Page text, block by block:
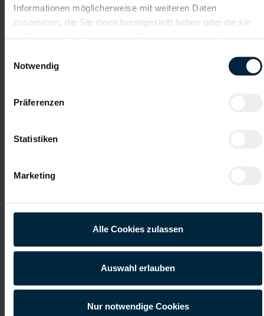
Informationen möglicherweise mit weiteren Daten
zusammen, die Sie ihnen bereitgestellt haben oder die sie
Notwendig
Präferenzen
Statistiken
Marketing
Alle Cookies zulassen
Auswahl erlauben
Nur notwendige Cookies
Analysieren und Beheben von Störungen an unseren
vollautomatisierten Fertigungsanlagen
Anlagenverfügbarkeit
Gute Erreichbarkeit
Weiterbildung
Vollzeitarbeitsplatz
Bewirb dich jetzt!
Jetzt bewerben